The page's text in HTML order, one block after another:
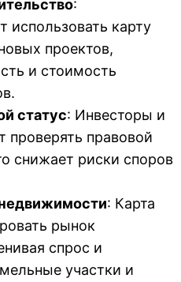
:
использовать карту
проектов,
и стоимость
статус: Инвесторы и
проверять правовой
снижает риски споров
: Карта
рынок
спрос и
участки и